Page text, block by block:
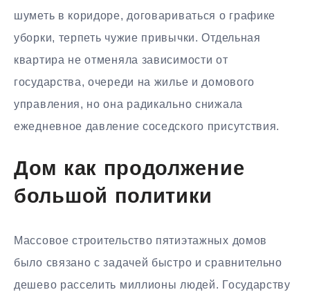
шуметь в коридоре, договариваться о графике
уборки, терпеть чужие привычки. Отдельная
квартира не отменяла зависимости от
государства, очереди на жилье и домового
управления, но она радикально снижала
ежедневное давление соседского присутствия.
Дом как продолжение
большой политики
Массовое строительство пятиэтажных домов
было связано с задачей быстро и сравнительно
дешево расселить миллионы людей. Государству